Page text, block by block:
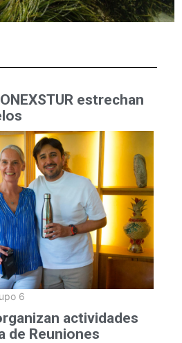
estrechan
6
actividades
de Reuniones